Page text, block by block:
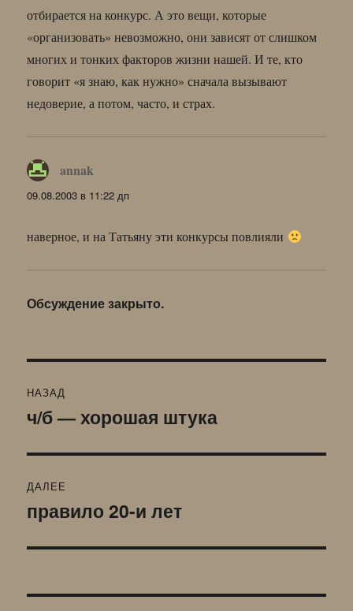
отбирается на конкурс. А это вещи, которые
«организовать» невозможно, они зависят от слишком
многих и тонких факторов жизни нашей. И те, кто
говорит «я знаю, как нужно» сначала вызывают
недоверие, а потом, часто, и страх.
annak
09.08.2003 в 11:22 дп
наверное, и на Татьяну эти конкурсы повлияли
Обсуждение закрыто.
по
НАЗАД
Предыдущая
ч/б — хорошая штука
ДАЛЕЕ
Следующая
правило 20-и лет